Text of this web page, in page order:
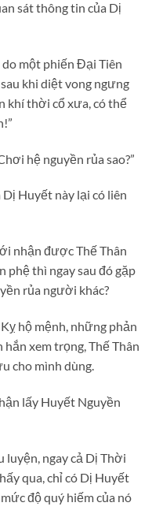
sát thông tin của Dị
một phiến Đại Tiên
khi diệt vong ngưng
khí thời cổ xưa, có thể
hệ nguyền rủa sao?”
Huyết này lại có liên
nhận được Thế Thân
phệ thì ngay sau đó gặp
rủa người khác?
hộ mệnh, những phản
xem trọng, Thế Thân
cho mình dùng.
lấy Huyết Nguyền
ngay cả Dị Thời
qua, chỉ có Dị Huyết
độ quý hiếm của nó